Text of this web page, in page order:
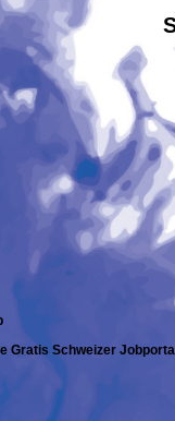
Gratis Schweizer Jobportal